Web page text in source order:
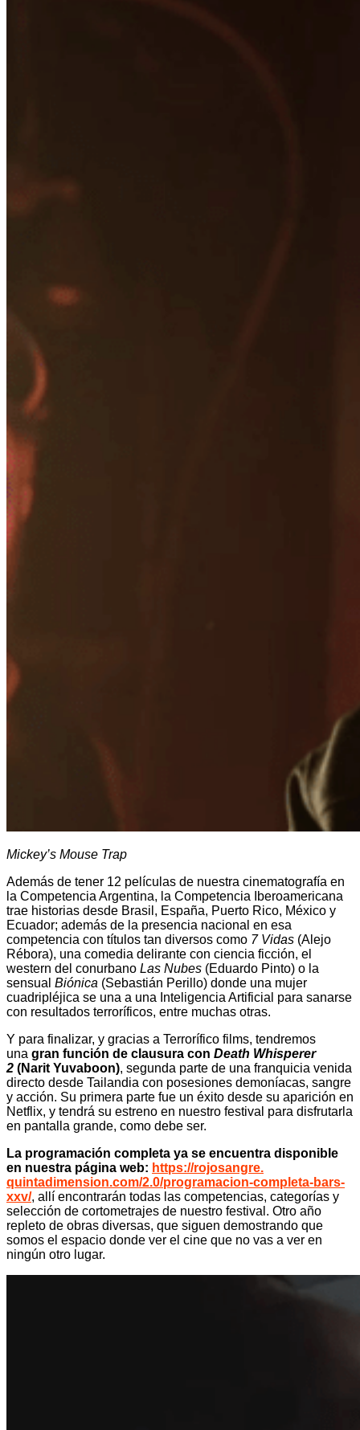
Mickey’s Mouse Trap
Además de tener 12 películas de nuestra cinematografía en
la Competencia Argentina, la Competencia Iberoamericana
trae historias desde Brasil, España, Puerto Rico, México y
Ecuador; además de la presencia nacional en esa
competencia con títulos tan diversos como 7 Vidas (Alejo
Rébora), una comedia delirante con ciencia ficción, el
western del conurbano Las Nubes (Eduardo Pinto) o la
sensual Biónica (Sebastián Perillo) donde una mujer
cuadripléjica se una a una Inteligencia Artificial para sanarse
con resultados terroríficos, entre muchas otras.
Y para finalizar, y gracias a Terrorífico films, tendremos
una gran función de clausura con Death Whisperer
2 (Narit Yuvaboon), segunda parte de una franquicia venida
directo desde Tailandia con posesiones demoníacas, sangre
y acción. Su primera parte fue un éxito desde su aparición en
Netflix, y tendrá su estreno en nuestro festival para disfrutarla
en pantalla grande, como debe ser.
La programación completa ya se encuentra disponible
en nuestra página web: https://rojosangre.
quintadimension.com/2.0/programacion-completa-bars-
xxv/, allí encontrarán todas las competencias, categorías y
selección de cortometrajes de nuestro festival. Otro año
repleto de obras diversas, que siguen demostrando que
somos el espacio donde ver el cine que no vas a ver en
ningún otro lugar.